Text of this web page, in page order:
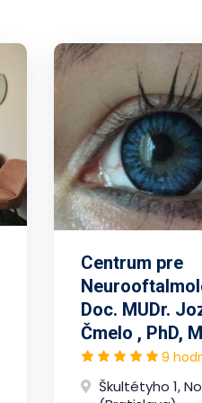
Centrum pre
Doc. MUDr.
Čmelo , PhD,
9
Škultétyho 1,